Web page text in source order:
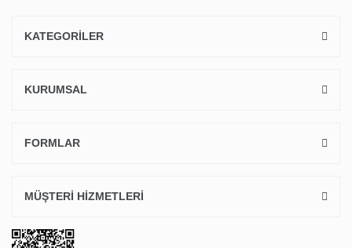
KATEGORİLER
KURUMSAL
FORMLAR
MÜŞTERİ HİZMETLERİ